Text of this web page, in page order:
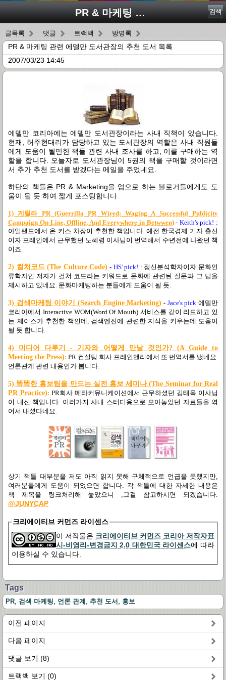
PR & 마케팅 관련 에델만 도서관장의 추천 도서 목록 검색
글목록 댓글 트랙백 방명록
PR & 마케팅 관련 에델만 도서관장의 추천 도서 목록
2007/03/23 14:45
에델만 코리아에는 에델만 도서관장이라는 사내 직책이 있습니다.
현재, 허주현대리가 담당하고 있는 도서관장의 역할은 사내 직원들
에게 도움이 될만한 책들 관련 사내 조사를 하고, 이를 구매하는 역
할을 합니다. 오늘자로 도서관장님이 5권의 책을 구매할 것이라면
서 추가 추천 도서를 받겠다는 메일을 주었네요.
하단의 책들은 PR & Marketing을 업으로 하는 블로거들에게도 도
움이 될 듯 하여 짧게 포스팅합니다.
1) 게릴라 PR (Guerrilla PR Wired: Waging A Successful Publicity
Campaign On-Line, Offline, And Everywhere in Betwwen) - Keith's pick! :
아일랜드에서 온 키스 차장이 추천한 책입니다. 예전 한국경제 기자 출신
이자 프레인에서 근무했던 노혜령 이사님이 번역해서 수년전에 나왔던 책
이죠.
2) 컬처코드 (The Culture Code) - HS' pick! : 정신분석학자이자 문화인
류학자인 저자가 컬쳐 코드라는 키워드로 문화에 관련된 질문과 그 답을
제시하고 있네요. 문화마케팅하는 분들에게 도움이 될 듯.
3) 검색마케팅 이야기 (Search Engine Marketing) - Jace's pick 에델만
코리아에서 Interactive WOM(Word Of Mouth) 서비스를 같이 리드하고 있
는 제이스가 추천한 책인데, 검색엔진에 관련한 지식을 키우는데 도움이
될 듯 합니다.
4) 미디어 다루기 - 기자와 어떻게 만날 것인가? (A Guide to
Meeting the Press): PR 컨설팅 회사 프레인앤리에서 또 번역서를 냈네요.
언론관계 관련 내용인가 봅니다.
5) 똑똑한 홍보팀을 만드는 실전 홍보 세미나 (The Seminar for Real
PR Practice): PR회사 메타커뮤니케이션에서 근무하셨던 김태욱 이사님
이 내신 책입니다. 여러가지 사내 스터디용으로 모아놓았던 자료들을 엮
어서 내셨다네요.
상기 책들 대부분을 저도 아직 읽지 못해 구체적으로 언급을 못했지만,
여러분들에게 도움이 되었으면 합니다. 각 책들에 대한 자세한 내용은
책 제목을 링크처리해 놓았으니 ,그걸 참고하시면 되겠습니다.
@JUNYCAP
크리에이티브 커먼즈 라이센스
이 저작물은 크리에이티브 커먼즈 코리아 저작자표
시-비영리-변경금지 2.0 대한민국 라이센스에 따라
이용하실 수 있습니다.
Tags
PR, 검색 마케팅, 언론 관계 , 추천 도서 , 홍보
이전 페이지
다음 페이지
댓글 보기 (8)
트랙백 보기 (0)